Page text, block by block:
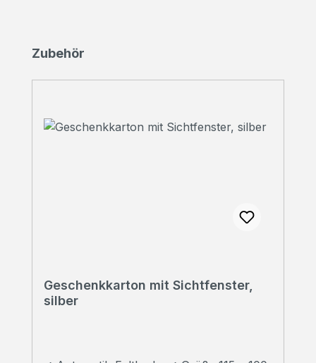
Produktgalerie überspringen
Zubehör
Geschenkkarton mit Sichtfenster,
silber